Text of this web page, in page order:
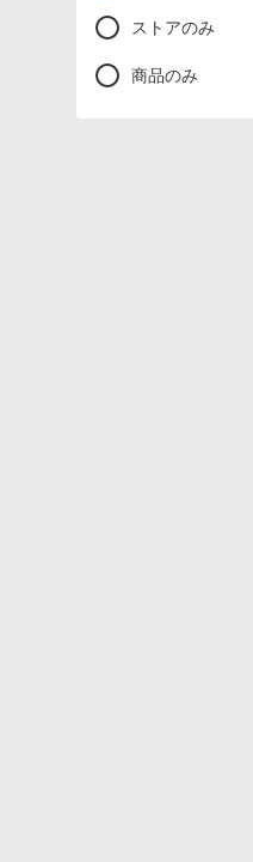
ストアのみ
商品のみ